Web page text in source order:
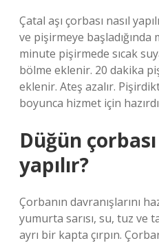
Çatal aşı çorbası nasıl
ve pişirmeye
minute pişirmede sıcak
bölme eklenir. 20 dakika
eklenir. Ateş azalır.
boyunca hizmet için
Düğün
yapılır?
Çorbanın davranışlarını
yumurta sarısı, su, tuz ve
ayrı bir kapta çırpın.